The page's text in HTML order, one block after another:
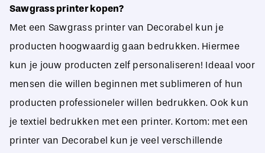
Sawgrass printer kopen?
Met een Sawgrass printer van Decorabel kun je
producten hoogwaardig gaan bedrukken. Hiermee
kun je jouw producten zelf personaliseren! Ideaal voor
mensen die willen beginnen met sublimeren of hun
producten professioneler willen bedrukken. Ook kun
je textiel bedrukken met een printer. Kortom: met een
printer van Decorabel kun je veel verschillende